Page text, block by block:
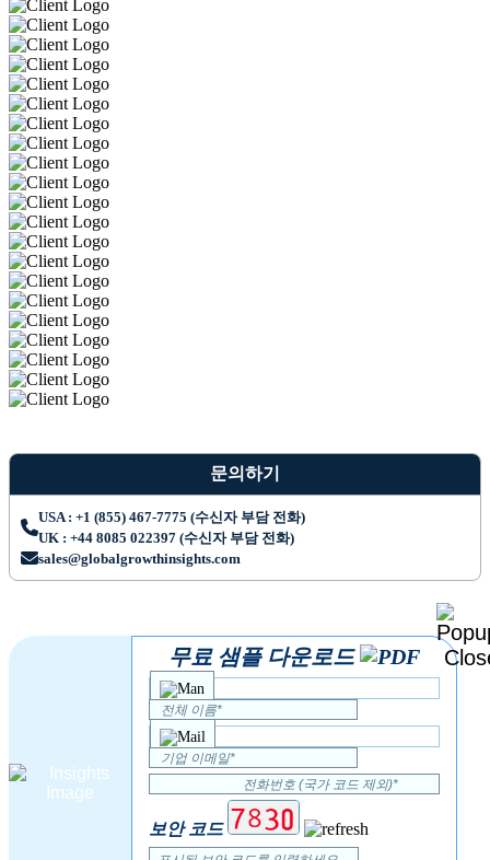
문의하기
USA : +1 (855) 467-7775 (수신자 부담 전화)
UK : +44 8085 022397 (수신자 부담 전화)
sales@globalgrowthinsights.com
무료 샘플 다운로드
보안 코드